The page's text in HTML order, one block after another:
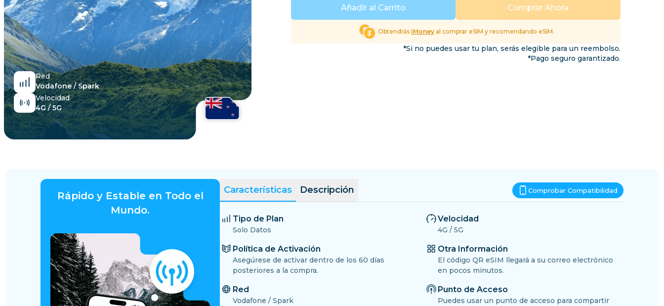
Explorar Todos los Destinos
Red
Vodafone / Spark
Velocidad
4G / 5G
Añadir al Carrito Comprar Ahora
Obtendrás iMoney al comprar eSIM y recomendando eSIM.
*Si no puedes usar tu plan, serás elegible para un reembolso.
*Pago seguro garantizado.
Rápido y Estable en Todo el
Mundo.
Características Descripción Comprobar Compatibilidad
Tipo de Plan
Solo Datos
Política de Activación
Asegúrese de activar dentro de los 60 días
posteriores a la compra.
Red
Vodafone / Spark
Velocidad
4G / 5G
Otra Información
El código QR eSIM llegará a su correo electrónico
en pocos minutos.
Punto de Acceso
Puedes usar un punto de acceso para compartir